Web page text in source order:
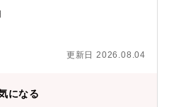
その他CFOの業務執行支援】
テナブルな財務施策の企画、
スタディ・シミュレーション■仕事
す。・経営方針に沿いながら常
リューションを自律的に考え、
法律書籍や判例の検索DB・業務
ており、新たな事業フェーズを迎
拡大と収益最大化、そして専門
織を統合、より広い領域で事業
から実行までを担える事業戦略
業務内容】弁護士ドットコムと
更新日 2026.08.04
になる